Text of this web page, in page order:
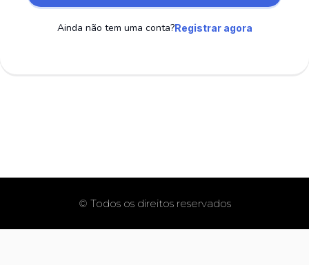
Ainda não tem uma conta?Registrar agora
© Todos os direitos reservados